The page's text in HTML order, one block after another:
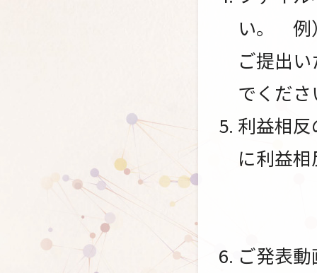
い。 例
ご提出
でくだ
利益相
に利益
ご発表